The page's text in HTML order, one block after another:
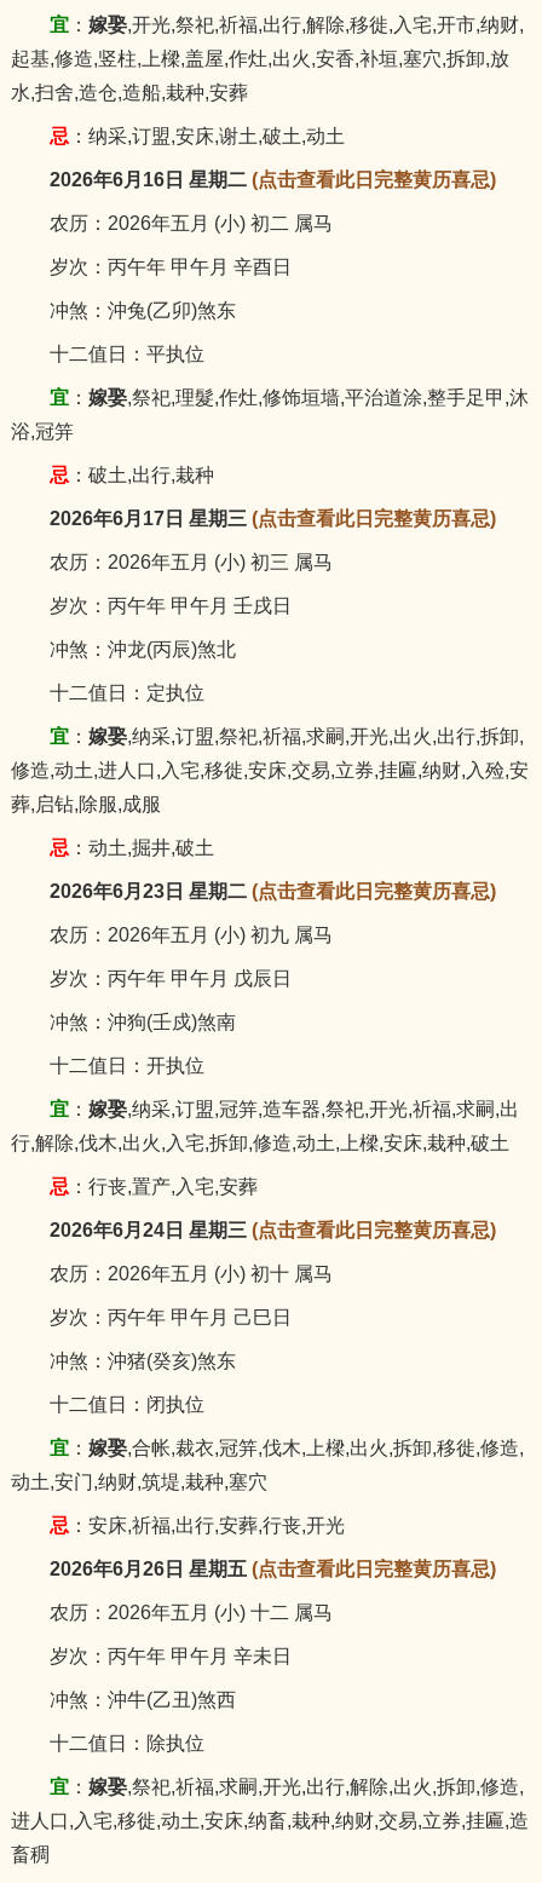
宜： 嫁娶,开光,祭祀,祈福,出行,解除,移徙,入宅,开市,纳财,
起基,修造,竖柱,上樑,盖屋,作灶,出火,安香,补垣,塞穴,拆卸,放
水,扫舍,造仓,造船,栽种,安葬
忌 ：纳采,订盟,安床,谢土,破土,动土
2026年6月16日 星期二 (点击查看此日完整黄历喜忌)
农历：2026年五月 (小) 初二 属马
岁次：丙午年 甲午月 辛酉日
冲煞：沖兔(乙卯)煞东
十二值日：平执位
宜： 嫁娶,祭祀,理髮,作灶,修饰垣墙,平治道涂,整手足甲,沐
浴,冠笄
忌 ：破土,出行,栽种
2026年6月17日 星期三 (点击查看此日完整黄历喜忌)
农历：2026年五月 (小) 初三 属马
岁次：丙午年 甲午月 壬戌日
冲煞：沖龙(丙辰)煞北
十二值日：定执位
宜： 嫁娶,纳采,订盟,祭祀,祈福,求嗣,开光,出火,出行,拆卸,
修造,动土,进人口,入宅,移徙,安床,交易,立券,挂匾,纳财,入殓,安
葬,启钻,除服,成服
忌 ：动土,掘井,破土
2026年6月23日 星期二 (点击查看此日完整黄历喜忌)
农历：2026年五月 (小) 初九 属马
岁次：丙午年 甲午月 戊辰日
冲煞：沖狗(壬戍)煞南
十二值日：开执位
宜： 嫁娶,纳采,订盟,冠笄,造车器,祭祀,开光,祈福,求嗣,出
行,解除,伐木,出火,入宅,拆卸,修造,动土,上樑,安床,栽种,破土
忌 ：行丧,置产,入宅,安葬
2026年6月24日 星期三 (点击查看此日完整黄历喜忌)
农历：2026年五月 (小) 初十 属马
岁次：丙午年 甲午月 己巳日
冲煞：沖猪(癸亥)煞东
十二值日：闭执位
宜： 嫁娶,合帐,裁衣,冠笄,伐木,上樑,出火,拆卸,移徙,修造,
动土,安门,纳财,筑堤,栽种,塞穴
忌 ：安床,祈福,出行,安葬,行丧,开光
2026年6月26日 星期五 (点击查看此日完整黄历喜忌)
农历：2026年五月 (小) 十二 属马
岁次：丙午年 甲午月 辛未日
冲煞：沖牛(乙丑)煞西
十二值日：除执位
宜： 嫁娶,祭祀,祈福,求嗣,开光,出行,解除,出火,拆卸,修造,
进人口,入宅,移徙,动土,安床,纳畜,栽种,纳财,交易,立券,挂匾,造
畜稠